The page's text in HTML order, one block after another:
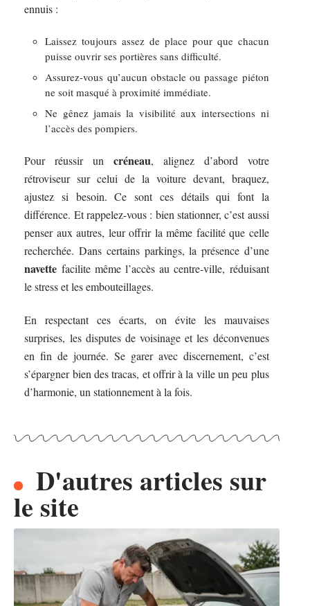
ennuis :
Laissez toujours assez de place pour que chacun
puisse ouvrir ses portières sans difficulté.
Assurez-vous qu’aucun obstacle ou passage piéton
ne soit masqué à proximité immédiate.
Ne gênez jamais la visibilité aux intersections ni
l’accès des pompiers.
Pour réussir un créneau, alignez d’abord votre
rétroviseur sur celui de la voiture devant, braquez,
ajustez si besoin. Ce sont ces détails qui font la
différence. Et rappelez-vous : bien stationner, c’est aussi
penser aux autres, leur offrir la même facilité que celle
recherchée. Dans certains parkings, la présence d’une
navette facilite même l’accès au centre-ville, réduisant
le stress et les embouteillages.
En respectant ces écarts, on évite les mauvaises
surprises, les disputes de voisinage et les déconvenues
en fin de journée. Se garer avec discernement, c’est
s’épargner bien des tracas, et offrir à la ville un peu plus
d’harmonie, un stationnement à la fois.
D'autres articles sur
le site